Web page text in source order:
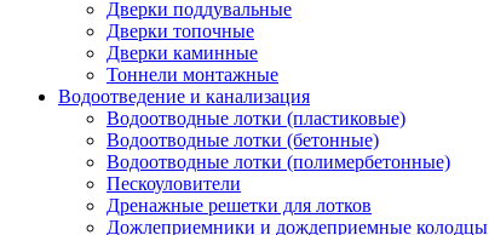
Дверки поддувальные
Дверки топочные
Дверки каминные
Тоннели монтажные
Водоотведение и канализация
Водоотводные лотки (пластиковые)
Водоотводные лотки (бетонные)
Водоотводные лотки (полимербетонные)
Пескоуловители
Дренажные решетки для лотков
Дожлеприемники и дождеприемные колодцы